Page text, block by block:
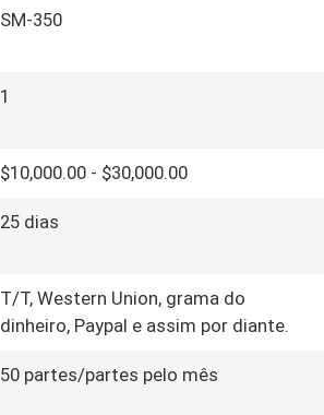
SM-350
1
$10,000.00 - $30,000.00
25 dias
T/T, Western Union, grama do
dinheiro, Paypal e assim por diante.
50 partes/partes pelo mês